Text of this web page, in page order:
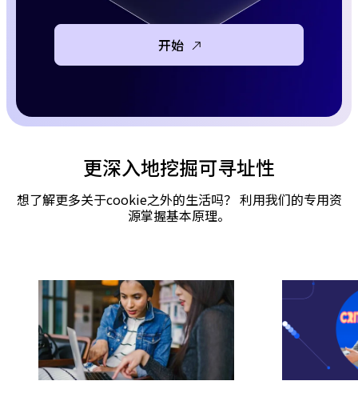
开始
更深入地挖掘可寻址性
想了解更多关于cookie之外的生活吗？ 利用我们的专用资
源掌握基本原理。
了解更多 了解更多